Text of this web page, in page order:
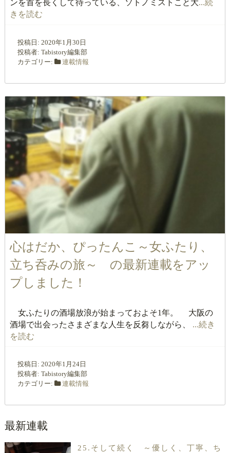
ンを首を長くして待っている、ソトノミストこと大...続
きを読む
投稿日: 2020年1月30日
投稿者: Tabistory編集部
カテゴリー:
連載情報
心はだか、ぴったんこ～女ふたり、
立ち呑みの旅～ の最新連載をアッ
プしました！
女ふたりの酒場放浪が始まっておよそ1年。 大阪の
酒場で出会ったさまざまな人生を反芻しながら、 ...続き
を読む
投稿日: 2020年1月24日
投稿者: Tabistory編集部
カテゴリー:
連載情報
最新連載
25.そして続く ～優しく、丁寧、ち